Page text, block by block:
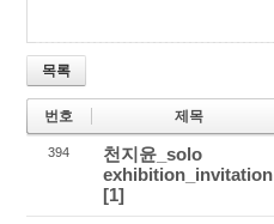
목록
번호 제목
394
천지윤_solo
exhibition_invitation
[1]